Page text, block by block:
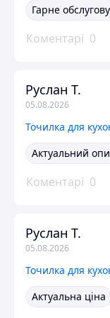
Гарне
Коментарі 0
Руслан Т.
05.08.2026
Актуальний
Коментарі 0
Руслан Т.
05.08.2026
Актуальна ціна